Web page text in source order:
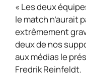
« Les deux
le match n’aurait
extrêmement
deux de nos
aux médias le
Fredrik Reinfeldt.